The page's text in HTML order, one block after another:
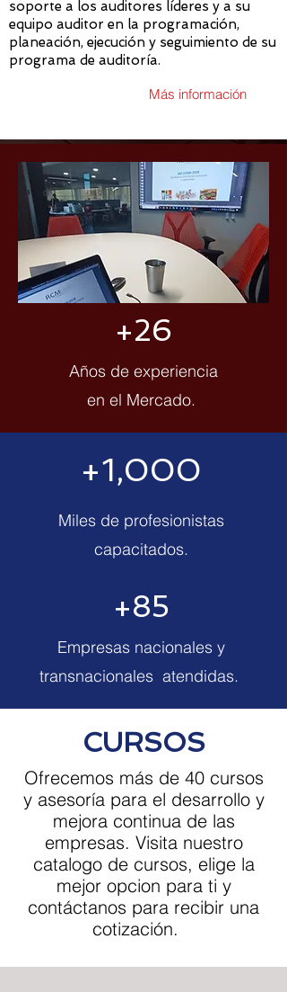
soporte a los auditores líderes y a su
equipo auditor en la programación,
planeación, ejecución y seguimiento de su
programa de auditoría.
Más información
+26
Años de experiencia
en el Mercado.
+1,000
Miles de profesionistas
capacitados.
+85
Empresas nacionales y
transnacionales atendidas.
CURSOS
Ofrecemos más de 40 cursos
y asesoría para el desarrollo y
mejora continua de las
empresas. Visita nuestro
catalogo de cursos, elige la
mejor opcion para ti y
contáctanos para recibir una
cotización.